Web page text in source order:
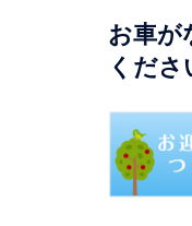
お車が
くださ